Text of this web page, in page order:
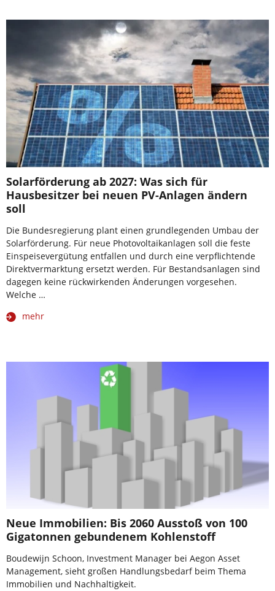
Solarförderung ab 2027: Was sich für
Hausbesitzer bei neuen PV-Anlagen ändern
soll
Die Bundesregierung plant einen grundlegenden Umbau der
Solarförderung. Für neue Photovoltaikanlagen soll die feste
Einspeisevergütung entfallen und durch eine verpflichtende
Direktvermarktung ersetzt werden. Für Bestandsanlagen sind
dagegen keine rückwirkenden Änderungen vorgesehen.
Welche …
mehr
Neue Immobilien: Bis 2060 Ausstoß von 100
Gigatonnen gebundenem Kohlenstoff
Boudewijn Schoon, Investment Manager bei Aegon Asset
Management, sieht großen Handlungsbedarf beim Thema
Immobilien und Nachhaltigkeit.